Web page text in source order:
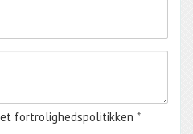
fortrolighedspolitikken *